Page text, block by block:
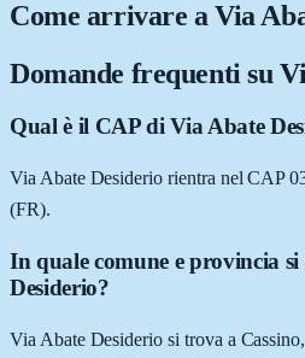
Come arrivare aVia
Domande frequenti su
Qual è il CAP di Via Abate
Via Abate Desiderio rientra nel CAP
(FR).
In quale comune e provincia
Desiderio?
Via Abate Desiderio si trova a